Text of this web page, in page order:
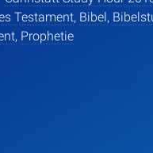
Testament, Bibel,
, Prophetie